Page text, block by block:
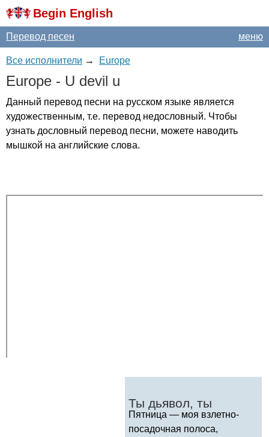
Begin English
меню
Перевод песен
Все исполнители → Europe
Europe - U devil u
Данный перевод песни на русском языке является
художественным, т.е. перевод недословный. Чтобы
узнать дословный перевод песни, можете наводить
мышкой на английские слова.
Ты дьявол, ты
Пятница — моя взлетно-
посадочная полоса,